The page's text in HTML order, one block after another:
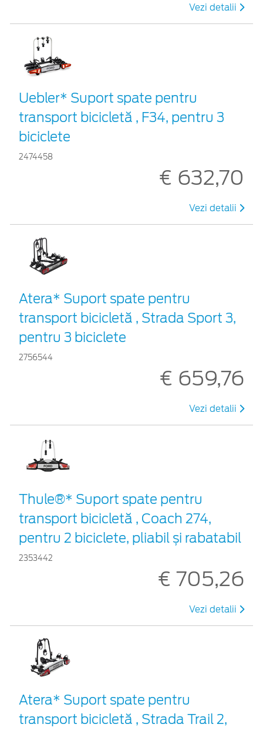
Vezi detalii
Uebler* Suport spate pentru
transport bicicletă , F34, pentru 3
biciclete
2474458
€ 632,70
Vezi detalii
Atera* Suport spate pentru
transport bicicletă , Strada Sport 3,
pentru 3 biciclete
2756544
€ 659,76
Vezi detalii
Thule®* Suport spate pentru
transport bicicletă , Coach 274,
pentru 2 biciclete, pliabil și rabatabil
2353442
€ 705,26
Vezi detalii
Atera* Suport spate pentru
transport bicicletă , Strada Trail 2,